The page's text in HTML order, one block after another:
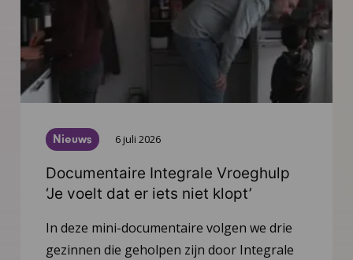
Nieuws 6 juli 2026
Documentaire Integrale Vroeghulp
‘Je voelt dat er iets niet klopt’
In deze mini-documentaire volgen we drie
gezinnen die geholpen zijn door Integrale